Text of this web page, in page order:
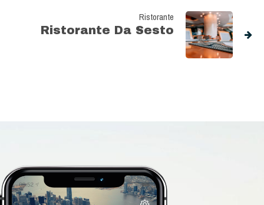
Ristorante
Ristorante Da Sesto